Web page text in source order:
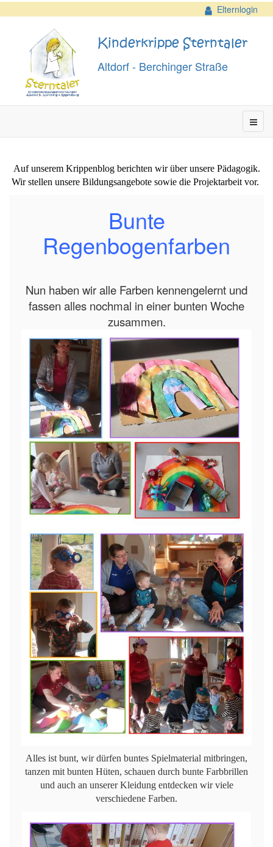
Elternlogin
Kinderkrippe Sterntaler
Altdorf - Berchinger Straße
Auf unserem Krippenblog berichten wir über unsere Pädagogik.
Wir stellen unsere Bildungsangebote sowie die Projektarbeit vor.
Bunte
Regenbogenfarben
Nun haben wir alle Farben kennengelernt und
fassen alles nochmal in einer bunten Woche
zusammen.
Alles ist bunt, wir dürfen buntes Spielmaterial mitbringen,
tanzen mit bunten Hüten, schauen durch bunte Farbbrillen
und auch an unserer Kleidung entdecken wir viele
verschiedene Farben.